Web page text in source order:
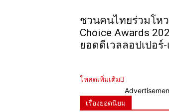
ชวนคนไทยร่วมโหว
Choice Awards
ยอดดีเวลลอปเปอร์
โหลดเพิ่มเติม
เรื่องยอดนิยม